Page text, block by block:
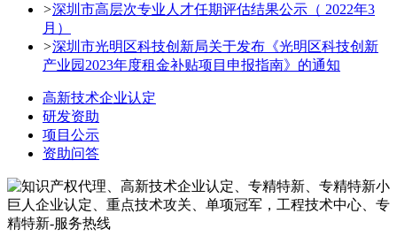
>深圳市高层次专业人才任期评估结果公示（ 2022年3
月）
>深圳市光明区科技创新局关于发布《光明区科技创新
产业园2023年度租金补贴项目申报指南》的通知
高新技术企业认定
研发资助
项目公示
资助问答